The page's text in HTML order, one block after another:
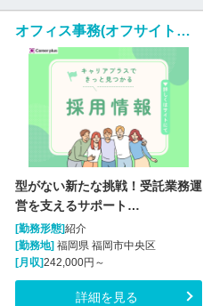
オフィス事務(オフサイトセンター運営スタッフ/随時入社/長期)
型がない新たな挑戦！受託業務運
営を支えるサポート…
[勤務形態]紹介
[勤務地] 福岡県 福岡市中央区
[月収]242,000円～
詳細を見る